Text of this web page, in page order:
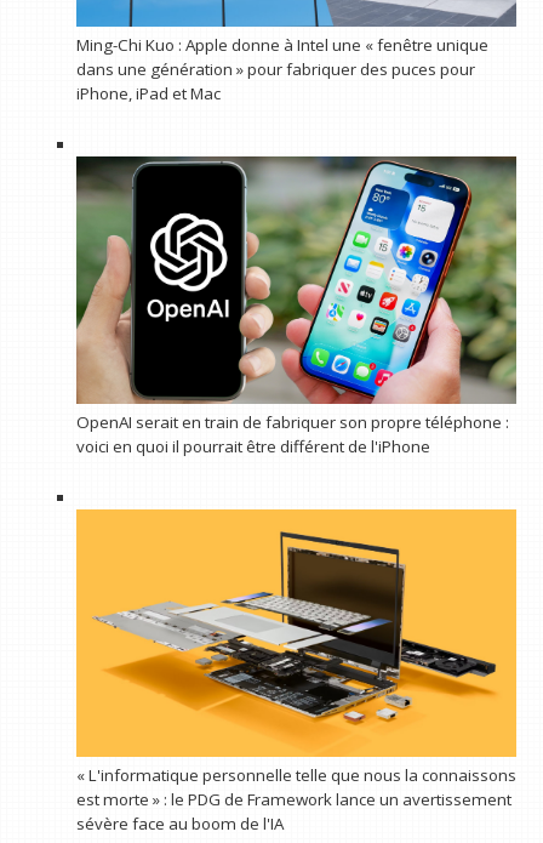
Ming-Chi Kuo : Apple donne à Intel une « fenêtre unique
dans une génération » pour fabriquer des puces pour
iPhone, iPad et Mac
OpenAI serait en train de fabriquer son propre téléphone :
voici en quoi il pourrait être différent de l'iPhone
« L'informatique personnelle telle que nous la connaissons
est morte » : le PDG de Framework lance un avertissement
sévère face au boom de l'IA